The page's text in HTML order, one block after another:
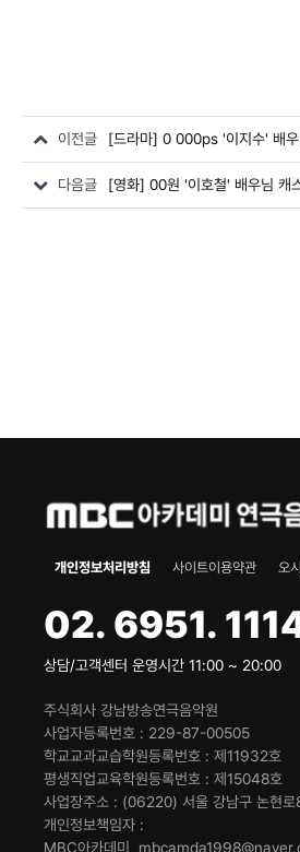
이전글 [드라마] 0 000ps '이지수' 배우
다음글 [영화] 00원 '이호철' 배우님 캐
개인정보처리방침 사이트이용약관 오
02. 6951.
상담/고객센터 운영시간 11:00 ~ 20:00
주식회사 강남방송연극음악원
사업자등록번호
229-87-00505
학교교과교습학원등록번호
제11932호
평생직업교육학원등록번호
제15048호
사업장주소
(06220) 서울 강남구 논현
개인정보책임자
MBC아카데미,